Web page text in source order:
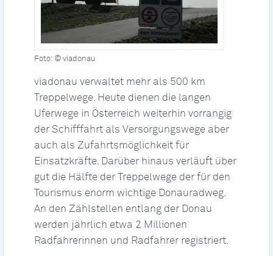
Foto: © viadonau
viadonau verwaltet mehr als 500 km
Treppelwege. Heute dienen die langen
Uferwege in Österreich weiterhin vorrangig
der Schifffahrt als Versorgungswege aber
auch als Zufahrtsmöglichkeit für
Einsatzkräfte. Darüber hinaus verläuft über
gut die Hälfte der Treppelwege der für den
Tourismus enorm wichtige Donauradweg.
An den Zählstellen entlang der Donau
werden jährlich etwa 2 Millionen
Radfahrerinnen und Radfahrer registriert.